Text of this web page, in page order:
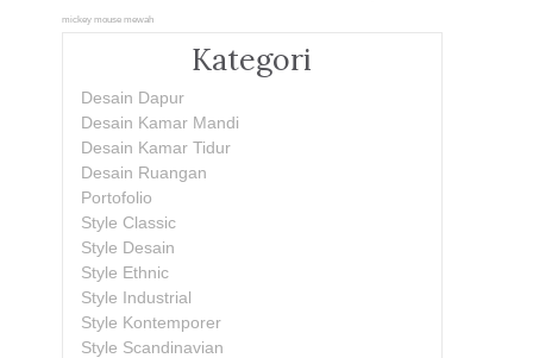
mickey mouse mewah
Kategori
Desain Dapur
Desain Kamar Mandi
Desain Kamar Tidur
Desain Ruangan
Portofolio
Style Classic
Style Desain
Style Ethnic
Style Industrial
Style Kontemporer
Style Scandinavian